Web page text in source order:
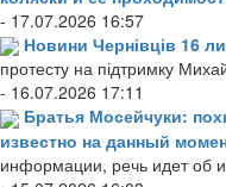
- 17.07.2026 16:57
Новини Чернівців 16
протесту на підтримку
- 16.07.2026 17:11
Братья Мосейчуки:
известно на данный
информации, речь идет об